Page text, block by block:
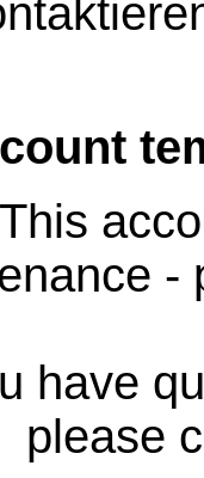
This
-
have
please